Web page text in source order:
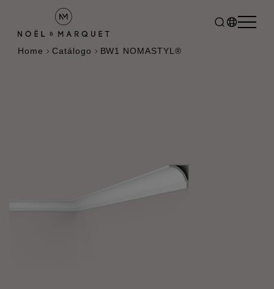
Home Catálogo BW1 NOMASTYL®